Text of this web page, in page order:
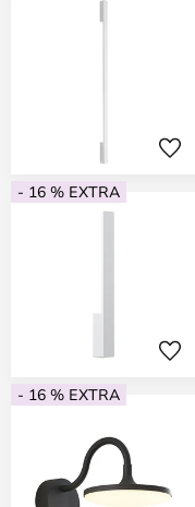
- 16 % EXTRA
- 16 % EXTRA